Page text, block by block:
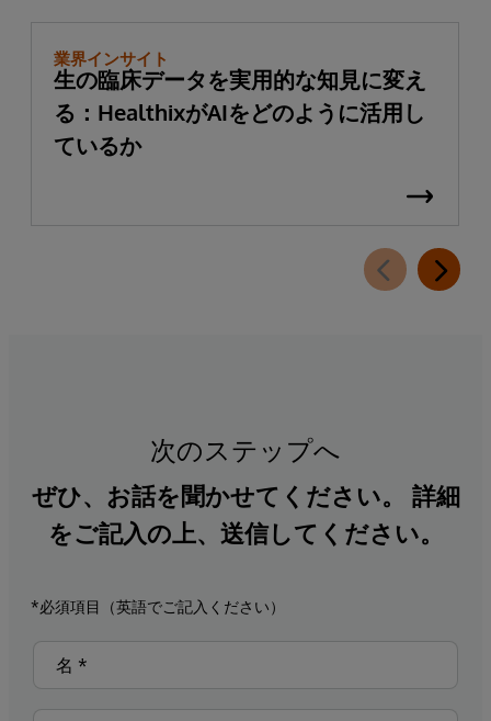
業界インサイト
生の臨床データを実用的な知見に変え
る：HealthixがAIをどのように活用し
ているか
次のステップへ
ぜひ、お話を聞かせてください。 詳細
をご記入の上、送信してください。
*必須項目（英語でご記入ください）